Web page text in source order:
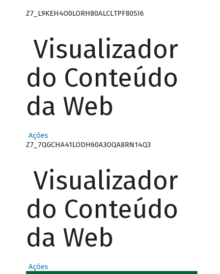
Z7_L9KEH4O0LORH80ALCLTPF80SI6
Visualizador
do Conteúdo
da Web
Ações
Z7_7QGCHA41LODH60A3OQA8RN14Q3
Visualizador
do Conteúdo
da Web
Ações